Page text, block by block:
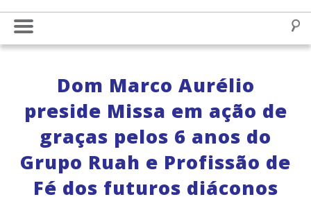
Dom Marco Aurélio
preside Missa em ação de
graças pelos 6 anos do
Grupo Ruah e Profissão de
Fé dos futuros diáconos